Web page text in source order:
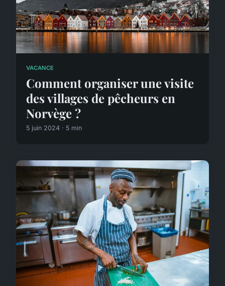
VACANCE
Comment organiser une visite
des villages de pêcheurs en
Norvège ?
5 juin 2024 · 5 min